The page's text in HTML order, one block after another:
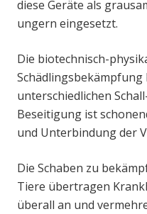
diese Geräte als
ungern eingesetzt.
Die biotechnisch-
Schädlingsbekämpfung
unterschiedlichen
Beseitigung ist
und Unterbindung der
Die Schaben zu
Tiere übertragen
überall an und